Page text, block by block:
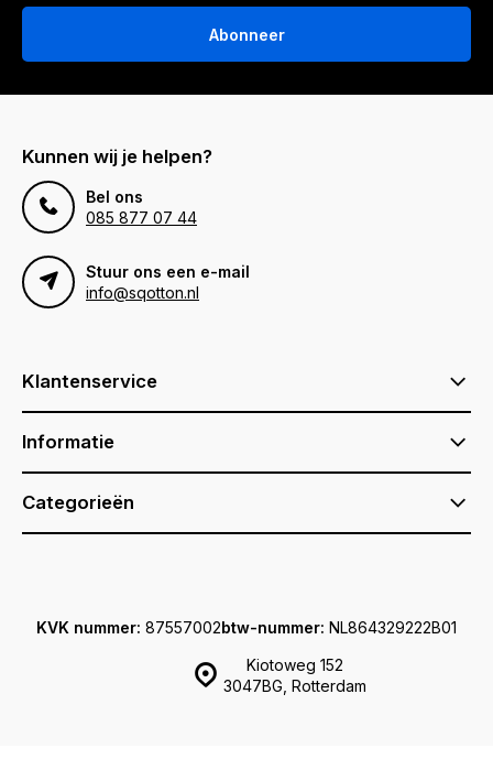
Abonneer
Kunnen wij je helpen?
Bel ons
085 877 07 44
Stuur ons een e-mail
info@sqotton.nl
Klantenservice
Informatie
Categorieën
Kiotoweg 152
3047BG, Rotterdam
KVK nummer: 87557002btw-nummer: NL864329222B01